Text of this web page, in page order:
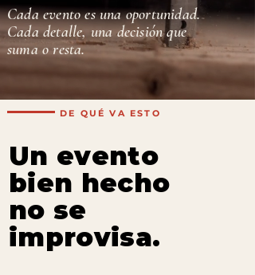
Cada evento es una oportunidad.
Cada detalle, una decisión que
suma o resta.
DE QUÉ VA ESTO
Un evento
bien hecho
no se
improvisa.